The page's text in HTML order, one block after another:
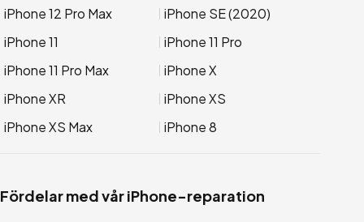
iPhone 12 Pro Max
iPhone SE (2020)
iPhone 11
iPhone 11 Pro
iPhone 11 Pro Max
iPhone X
iPhone XR
iPhone XS
iPhone XS Max
iPhone 8
Fördelar med vår iPhone-reparation